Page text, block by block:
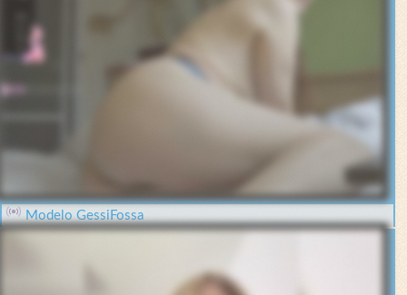
Modelo GessiFossa